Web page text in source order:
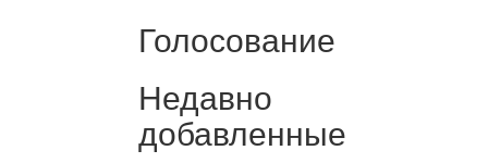
Голосование
Недавно
добавленные